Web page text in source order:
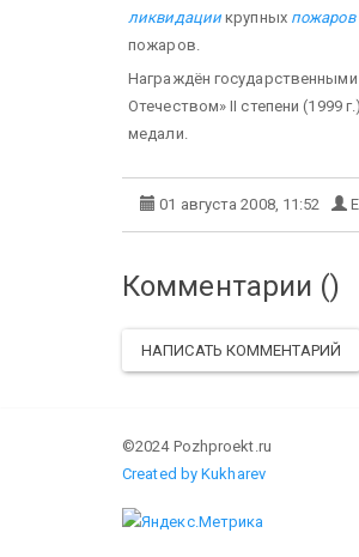
ликвидациикрупных пожаров
пожаров.
Награждён
Отечеством» II степени (1999
медали.
01 августа 2008, 11:52
Комментарии ()
НАПИСАТЬ КОММЕНТАРИЙ
©2024 Pozhproekt.ru
Created by Kukharev